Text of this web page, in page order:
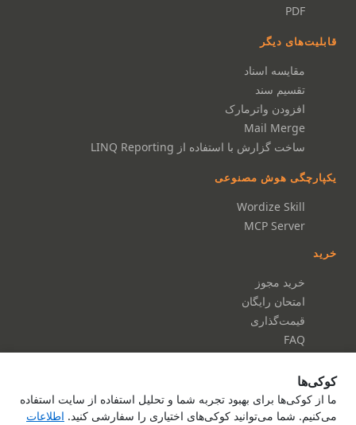
کوکی‌ها
ما از کوکی‌ها برای بهبود تجربه شما و تحلیل استفاده از سایت استفاده
می‌کنیم. شما می‌توانید کوکی‌های اختیاری را سفارشی کنید. اطلاعات
PDF
قابلیت‌های دیگر
مقایسه اسناد
تقسیم سند
افزودن واترمارک
Mail Merge
ساخت گزارش با استفاده از LINQ Reporting
یکپارچگی هوش مصنوعی
Wordize Skill
MCP Server
خرید
خرید مجوز
امتحان رایگان
قیمت‌گذاری
FAQ
مستندات
مرجع API